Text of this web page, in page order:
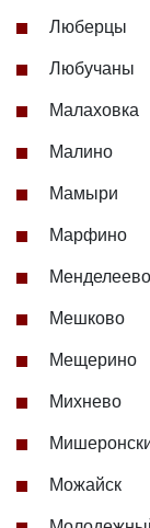
Люберцы
Любучаны
Малаховка
Малино
Мамыри
Марфино
Менделеево
Мешково
Мещерино
Михнево
Можайск